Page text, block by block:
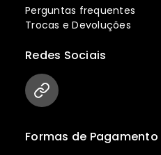
Perguntas frequentes
Trocas e Devoluções
Formas de Pagamento
Redes Sociais